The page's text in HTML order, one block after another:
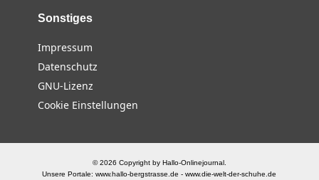
Sonstiges
Impressum
Datenschutz
GNU-Lizenz
Cookie Einstellungen
© 2026 Copyright by Hallo-Onlinejournal.
Unsere Portale:www.hallo-bergstrasse.de -www.die-welt-der-schuhe.de